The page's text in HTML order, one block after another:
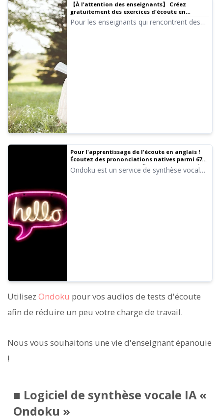
【À l'attention des enseignants】 Créez
gratuitement des exercices d'écoute en
anglais ! Explication complète de la méthode
sans enregistrement. ｜ Logiciel de synthèse
Pour les enseignants qui rencontrent des
Pour l'apprentissage de l'écoute en anglais !
Écoutez des prononciations natives parmi 67
voix (femmes, hommes, filles et garçons) ! ｜
Logiciel de synthèse vocale Ondoku
Ondoku est un service de synthèse vocale
Utilisez Ondoku pour vos audios de tests d'écoute
afin de réduire un peu votre charge de travail.
Nous vous souhaitons une vie d'enseignant épanouie
!
■ Logiciel de synthèse vocale IA «
Ondoku »